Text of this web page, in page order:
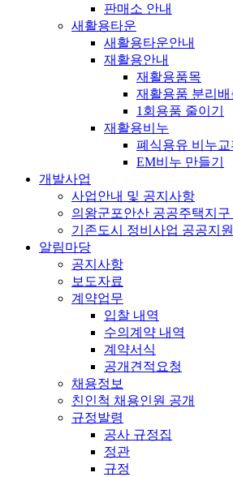
판매소 안내
새활용타운
새활용타운안내
재활용안내
재활용품목
재활용품 분리배
1회용품 줄이기
재활용비누
폐식용유 비누교
EM비누 만들기
개발사업
사업안내 및 공지사항
의왕군포안산 공공주택지구
기존도시 정비사업 공공지원
알림마당
공지사항
보도자료
계약업무
입찰 내역
수의계약 내역
계약서식
공개견적요청
채용정보
친인척 채용인원 공개
규정발령
공사 규정집
정관
규정